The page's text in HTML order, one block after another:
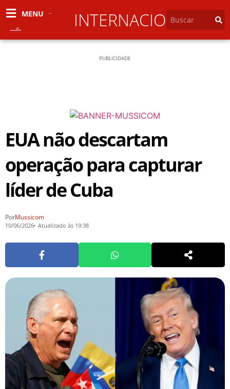
MENU INTERNACIONAL
PUBLICIDADE
EUA não descartam
operação para capturar
líder de Cuba
PorMussicom
10/06/2026 Atualizado às 19:38